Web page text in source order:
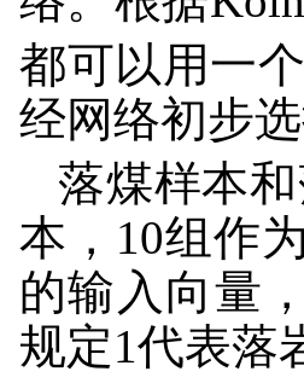
都可以用一
经网络初步
落煤样本
本，10组作
的输入向量
规定1代表落